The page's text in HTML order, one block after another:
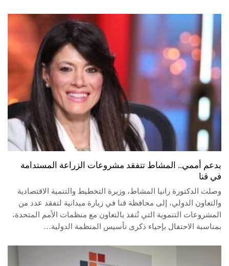
بدعم أممي.. المشاط تتفقد مشروعات الزراعة المستدامة
في قنا
وصلت الدكتورة رانيا المشاط، وزيرة التخطيط والتنمية الاقتصادية
والتعاون الدولي، إلى محافظة قنا في زيارة ميدانية لتفقد عدد من
المشروعات التنموية التي تُنفذ بالتعاون مع منظمات الأمم المتحدة،
بمناسبة الاحتفال بإحياء ذكرى تأسيس المنظمة الدولية…